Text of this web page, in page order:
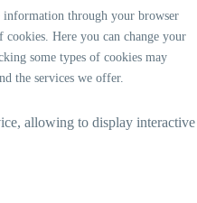
through your browser
Here you can change your
some types of cookies may
the services we offer.
allowing to display interactive